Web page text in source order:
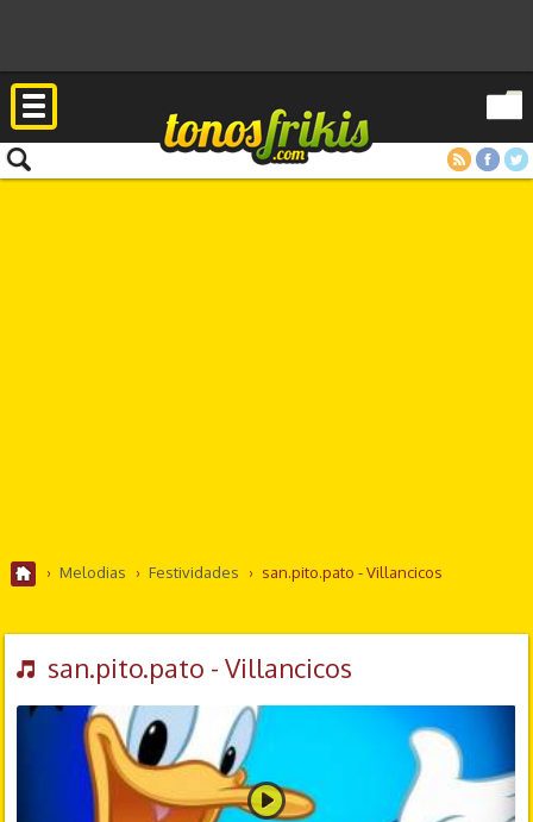
RSS FacebookTwitter
› Melodias › Festividades › san.pito.pato - Villancicos
san.pito.pato - Villancicos